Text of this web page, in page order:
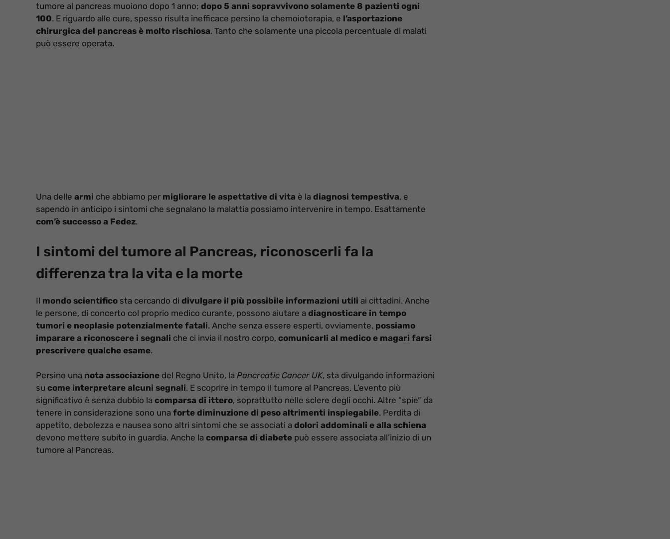
tumore al pancreas muoiono dopo 1 anno; dopo 5 anni sopravvivono solamente 8 pazienti ogni
100. E riguardo alle cure, spesso risulta inefficace persino la chemoioterapia, e l’asportazione
chirurgica del pancreas è molto rischiosa. Tanto che solamente una piccola percentuale di malati
può essere operata.
Una delle armi che abbiamo per migliorare le aspettative di vita è la diagnosi tempestiva, e
sapendo in anticipo i sintomi che segnalano la malattia possiamo intervenire in tempo. Esattamente
com’è successo a Fedez.
I sintomi del tumore al Pancreas, riconoscerli fa la
differenza tra la vita e la morte
Il mondo scientifico sta cercando di divulgare il più possibile informazioni utili ai cittadini. Anche
le persone, di concerto col proprio medico curante, possono aiutare a diagnosticare in tempo
tumori e neoplasie potenzialmente fatali. Anche senza essere esperti, ovviamente, possiamo
imparare a riconoscere i segnali che ci invia il nostro corpo, comunicarli al medico e magari farsi
prescrivere qualche esame.
Persino una nota associazione del Regno Unito, la Pancreatic Cancer UK, sta divulgando informazioni
su come interpretare alcuni segnali. E scoprire in tempo il tumore al Pancreas. L’evento più
significativo è senza dubbio la comparsa di ittero, soprattutto nelle sclere degli occhi. Altre “spie” da
tenere in considerazione sono una forte diminuzione di peso altrimenti inspiegabile. Perdita di
appetito, debolezza e nausea sono altri sintomi che se associati a dolori addominali e alla schiena
devono mettere subito in guardia. Anche la comparsa di diabete può essere associata all’inizio di un
tumore al Pancreas.